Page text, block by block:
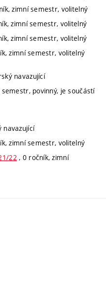
zimní semestr, volitelný
zimní semestr, volitelný
zimní semestr, volitelný
zimní semestr, volitelný
navazující
povinný, je součástí
navazující
zimní semestr, volitelný
22, 0 ročník, zimní